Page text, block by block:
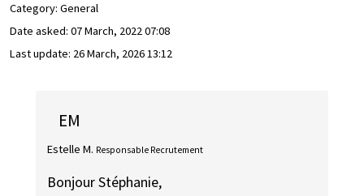
Category: General
Date asked: 07 March, 2022 07:08
Last update: 26 March, 2026 13:12
EM
Estelle M. Responsable Recrutement
Bonjour Stéphanie,